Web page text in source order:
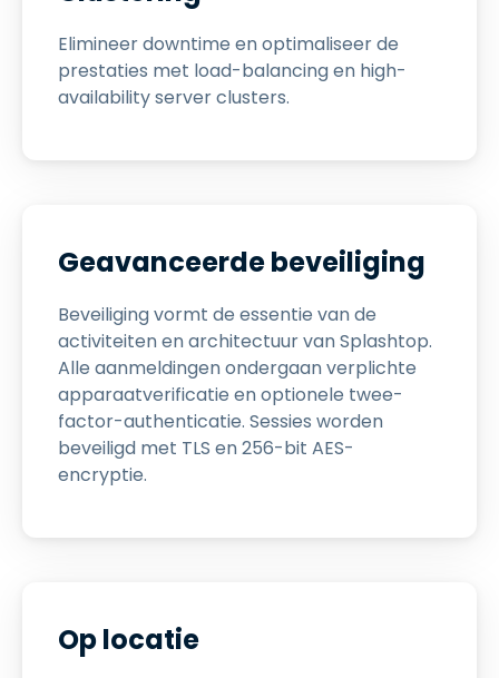
Elimineer downtime en optimaliseer de
prestaties met load-balancing en high-
availability server clusters.
Geavanceerde beveiliging
Beveiliging vormt de essentie van de
activiteiten en architectuur van Splashtop.
Alle aanmeldingen ondergaan verplichte
apparaatverificatie en optionele twee-
factor-authenticatie. Sessies worden
beveiligd met TLS en 256-bit AES-
encryptie.
Op locatie